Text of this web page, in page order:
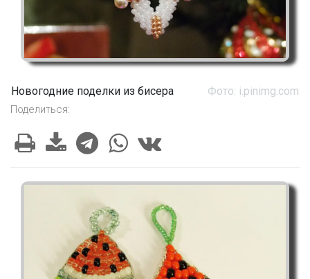
Новогодние поделки из бисера Фото: i.pinimg.com
Поделиться: